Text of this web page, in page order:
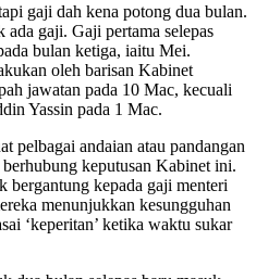
gaji dah kena potong dua bulan.
ada gaji. Gaji pertama selepas
bulan ketiga, iaitu Mei.
oleh barisan Kabinet
jawatan pada 10 Mac, kecuali
Yassin pada 1 Mac.
pelbagai andaian atau pandangan
berhubung keputusan Kabinet ini.
bergantung kepada gaji menteri
menunjukkan kesungguhan
‘keperitan’ ketika waktu sukar